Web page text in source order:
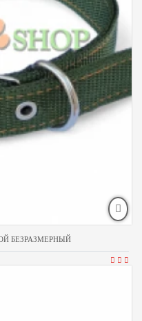
БЕЗРАЗМЕРНЫЙ